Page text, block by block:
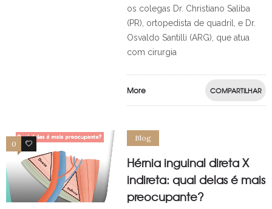
os colegas Dr. Christiano Saliba
(PR), ortopedista de quadril, e Dr.
Osvaldo Santilli (ARG), que atua
com cirurgia
More COMPARTILHAR
0 0
Blog
Hérnia inguinal direta X
indireta: qual delas é mais
preocupante?